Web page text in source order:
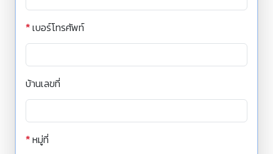
*เบอร์โทรศัพท์
บ้านเลขที่
*หมู่ที่